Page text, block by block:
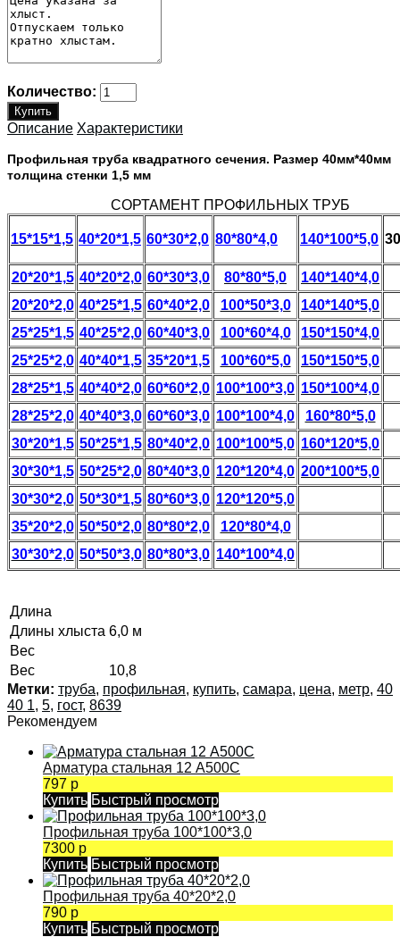
Количество:
Описание Характеристики
Профильная труба квадратного сечения. Размер 40мм*40мм
толщина стенки 1,5 мм
СОРТАМЕНТ ПРОФИЛЬНЫХ ТРУБ
15*15*1,5 40*20*1,5 60*30*2,0 80*80*4,0 140*100*5,0
20*20*1,5 40*20*2,0 60*30*3,0 80*80*5,0
140*140*4,0
20*20*2,0 40*25*1,5 60*40*2,0 100*50*3,0
140*140*5,0
25*25*1,5 40*25*2,0 60*40*3,0 100*60*4,0
150*150*4,0
25*25*2,0 40*40*1,5 35*20*1,5 100*60*5,0
150*150*5,0
28*25*1,5 40*40*2,0 60*60*2,0 100*100*3,0 150*100*4,0
28*25*2,0 40*40*3,0 60*60*3,0 100*100*4,0
160*80*5,0
30*20*1,5 50*25*1,5 80*40*2,0 100*100*5,0 160*120*5,0
30*30*1,5 50*25*2,0 80*40*3,0 120*120*4,0 200*100*5,0
30*30*2,0 50*30*1,5 80*60*3,0 120*120*5,0
35*20*2,0 50*50*2,0 80*80*2,0
120*80*4,0
30*30*2,0 50*50*3,0 80*80*3,0 140*100*4,0
Длина
Длины хлыста 6,0 м
Вес
Вес
10,8
Метки: труба, профильная, купить, самара, цена, метр, 40
40 1, 5, гост, 8639
Рекомендуем
Арматура стальная 12 А500С
797 р
Купить Быстрый просмотр
Профильная труба 100*100*3,0
7300 р
Купить Быстрый просмотр
Профильная труба 40*20*2,0
790 р
Купить Быстрый просмотр